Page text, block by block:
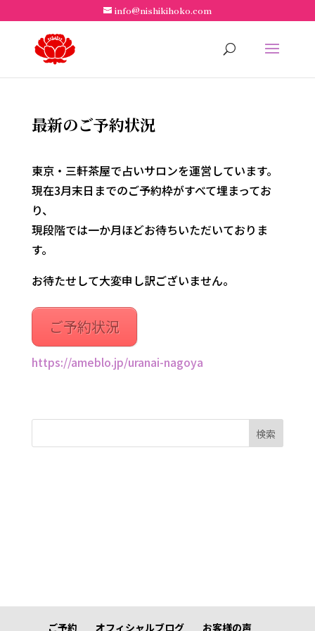
info@nishikihoko.com
最新のご予約状況
東京・三軒茶屋で占いサロンを運営しています。
現在3月末日までのご予約枠がすべて埋まってお
り、
現段階では一か月ほどお待ちいただいておりま
す。
お待たせして大変申し訳ございません。
ご予約状況
https://ameblo.jp/uranai-nagoya
検索
ご予約 オフィシャルブログ お客様の声